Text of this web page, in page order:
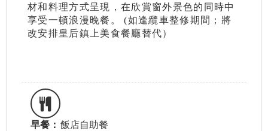
材和料理方式呈現，在欣賞窗外景色的同時中
享受一頓浪漫晚餐。 (如逢纜車整修期間；將
改安排皇后鎮上美食餐廳替代）
早餐： 飯店自助餐